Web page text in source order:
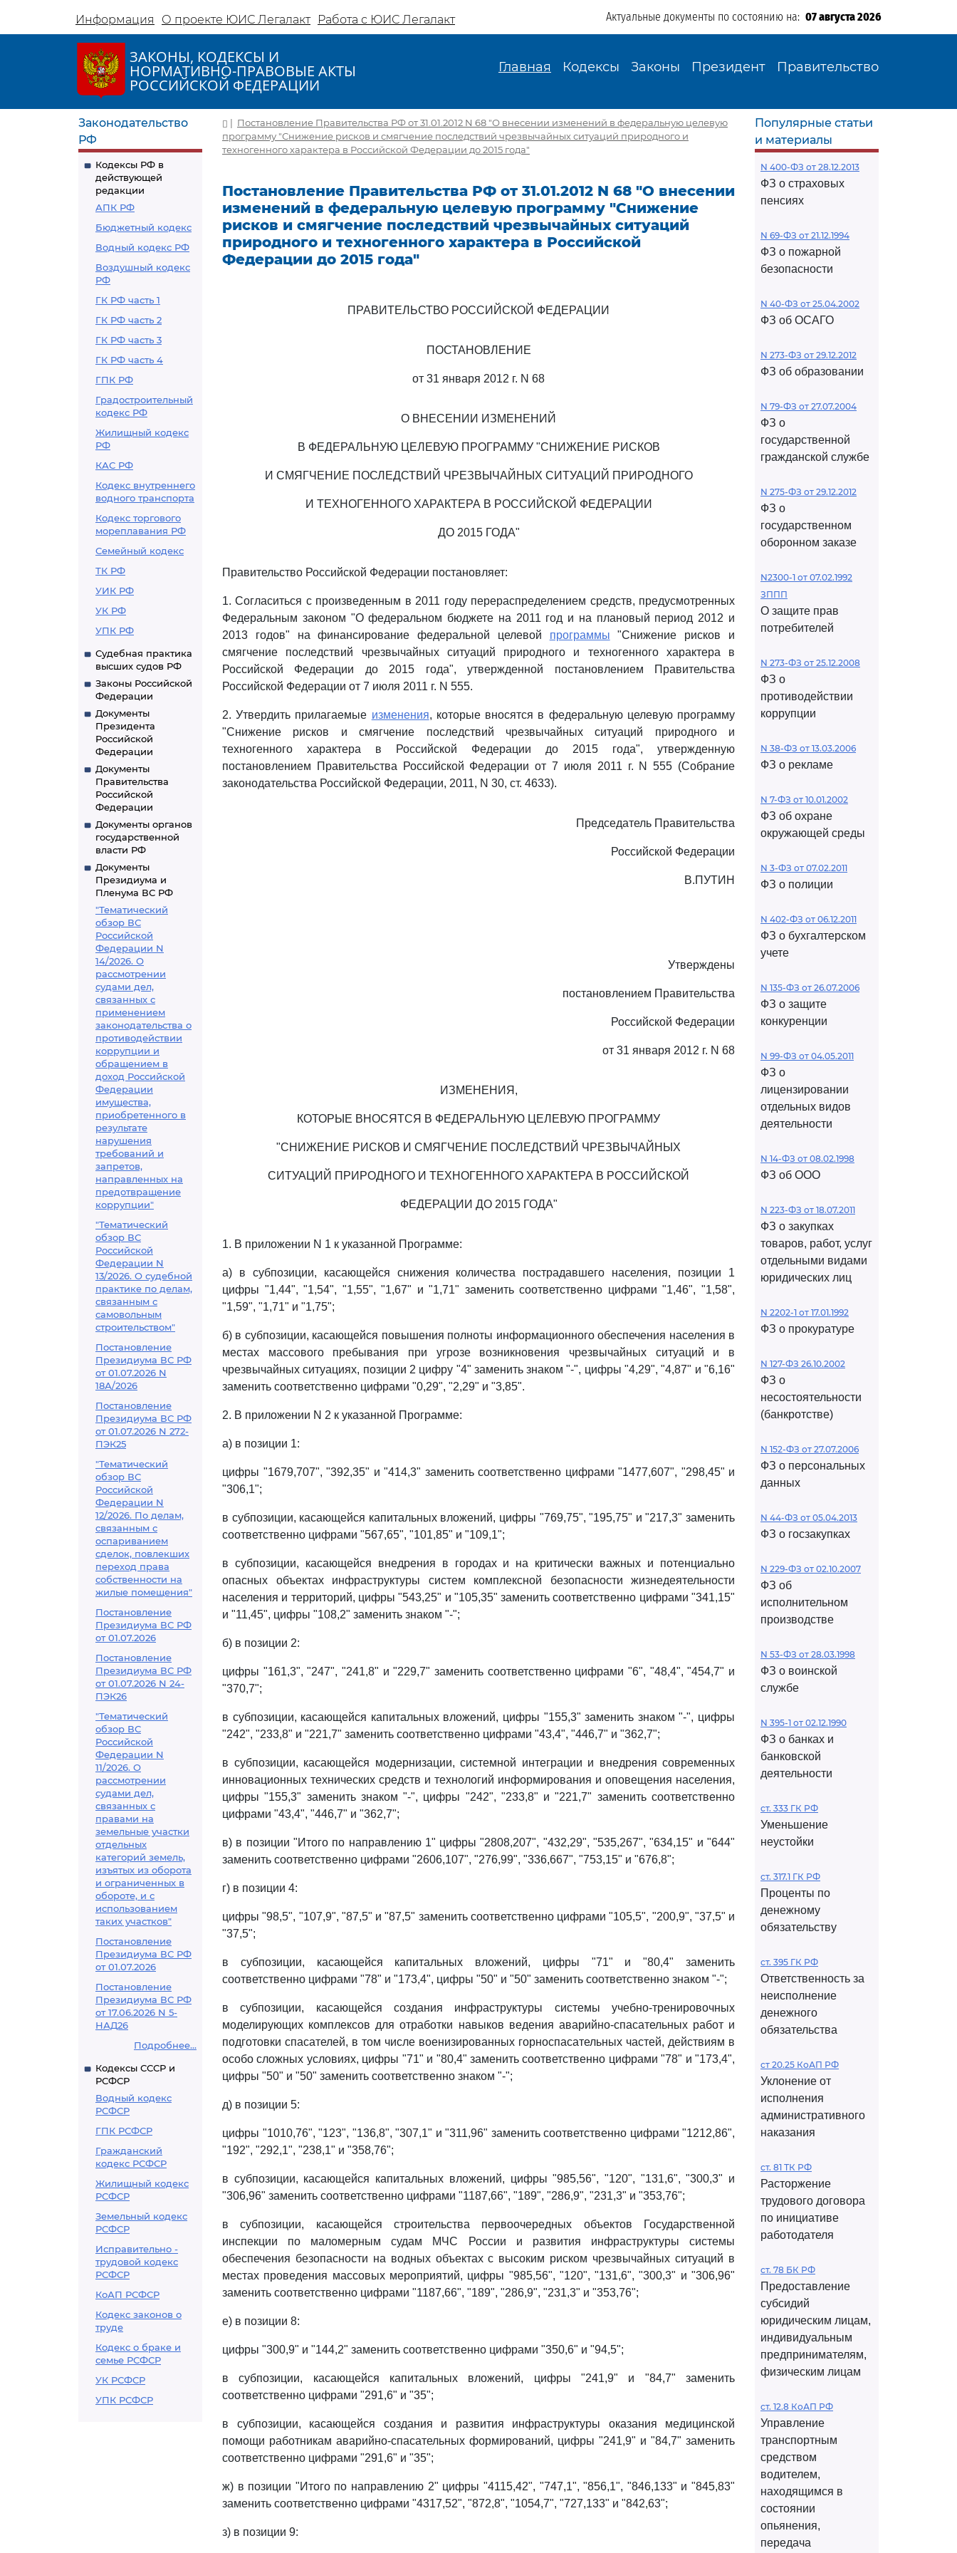
Информация О проекте ЮИС Легалакт Работа с ЮИС Легалакт Актуальные документы по состоянию на: 07 августа 2026
ЗАКОНЫ, КОДЕКСЫ И
НОРМАТИВНО-ПРАВОВЫЕ АКТЫ
РОССИЙСКОЙ ФЕДЕРАЦИИ
Главная Кодексы Законы Президент Правительство
Законодательство
РФ
Кодексы РФ в
действующей
редакции
АПК РФ
Бюджетный кодекс
Водный кодекс РФ
Воздушный кодекс
РФ
ГК РФ часть 1
ГК РФ часть 2
ГК РФ часть 3
ГК РФ часть 4
ГПК РФ
Градостроительный
кодекс РФ
Жилищный кодекс
РФ
КАС РФ
Кодекс внутреннего
водного транспорта
Кодекс торгового
мореплавания РФ
Семейный кодекс
ТК РФ
УИК РФ
УК РФ
УПК РФ
Судебная практика
высших судов РФ
Законы Российской
Федерации
Документы
Президента
Российской
Федерации
Документы
Правительства
Российской
Федерации
Документы органов
государственной
власти РФ
Документы
Президиума и
Пленума ВС РФ
"Тематический
обзор ВС
Российской
Федерации N
14/2026. О
рассмотрении
судами дел,
связанных с
применением
законодательства о
противодействии
коррупции и
обращением в
доход Российской
Федерации
имущества,
приобретенного в
результате
нарушения
требований и
запретов,
направленных на
предотвращение
коррупции"
"Тематический
обзор ВС
Российской
Федерации N
13/2026. О судебной
практике по делам,
связанным с
самовольным
строительством"
Постановление
Президиума ВС РФ
от 01.07.2026 N
18А/2026
Постановление
Президиума ВС РФ
от 01.07.2026 N 272-
ПЭК25
"Тематический
обзор ВС
Российской
Федерации N
12/2026. По делам,
связанным с
оспариванием
сделок, повлекших
переход права
собственности на
жилые помещения"
Постановление
Президиума ВС РФ
от 01.07.2026
Постановление
Президиума ВС РФ
от 01.07.2026 N 24-
ПЭК26
"Тематический
обзор ВС
Российской
Федерации N
11/2026. О
рассмотрении
судами дел,
связанных с
правами на
земельные участки
отдельных
категорий земель,
изъятых из оборота
и ограниченных в
обороте, и с
использованием
таких участков"
Постановление
Президиума ВС РФ
от 01.07.2026
Постановление
Президиума ВС РФ
от 17.06.2026 N 5-
НАД26
Подробнее...
Кодексы СССР и
РСФСР
Водный кодекс
РСФСР
ГПК РСФСР
Гражданский
кодекс РСФСР
Жилищный кодекс
РСФСР
Земельный кодекс
РСФСР
Исправительно -
трудовой кодекс
РСФСР
КоАП РСФСР
Кодекс законов о
труде
Кодекс о браке и
семье РСФСР
УК РСФСР
УПК РСФСР
| Постановление Правительства РФ от 31.01.2012 N 68 "О внесении изменений в федеральную целевую
программу "Снижение рисков и смягчение последствий чрезвычайных ситуаций природного и
техногенного характера в Российской Федерации до 2015 года"
Постановление Правительства РФ от 31.01.2012 N 68 "О внесении
изменений в федеральную целевую программу "Снижение
рисков и смягчение последствий чрезвычайных ситуаций
природного и техногенного характера в Российской
Федерации до 2015 года"
ПРАВИТЕЛЬСТВО РОССИЙСКОЙ ФЕДЕРАЦИИ
ПОСТАНОВЛЕНИЕ
от 31 января 2012 г. N 68
О ВНЕСЕНИИ ИЗМЕНЕНИЙ
В ФЕДЕРАЛЬНУЮ ЦЕЛЕВУЮ ПРОГРАММУ "СНИЖЕНИЕ РИСКОВ
И СМЯГЧЕНИЕ ПОСЛЕДСТВИЙ ЧРЕЗВЫЧАЙНЫХ СИТУАЦИЙ ПРИРОДНОГО
И ТЕХНОГЕННОГО ХАРАКТЕРА В РОССИЙСКОЙ ФЕДЕРАЦИИ
ДО 2015 ГОДА"
Правительство Российской Федерации постановляет:
1. Согласиться с произведенным в 2011 году перераспределением средств, предусмотренных
Федеральным законом "О федеральном бюджете на 2011 год и на плановый период 2012 и
2013 годов" на финансирование федеральной целевой программы "Снижение рисков и
смягчение последствий чрезвычайных ситуаций природного и техногенного характера в
Российской Федерации до 2015 года", утвержденной постановлением Правительства
Российской Федерации от 7 июля 2011 г. N 555.
2. Утвердить прилагаемые изменения, которые вносятся в федеральную целевую программу
"Снижение рисков и смягчение последствий чрезвычайных ситуаций природного и
техногенного характера в Российской Федерации до 2015 года", утвержденную
постановлением Правительства Российской Федерации от 7 июля 2011 г. N 555 (Собрание
законодательства Российской Федерации, 2011, N 30, ст. 4633).
Председатель Правительства
Российской Федерации
В.ПУТИН
Утверждены
постановлением Правительства
Российской Федерации
от 31 января 2012 г. N 68
ИЗМЕНЕНИЯ,
КОТОРЫЕ ВНОСЯТСЯ В ФЕДЕРАЛЬНУЮ ЦЕЛЕВУЮ ПРОГРАММУ
"СНИЖЕНИЕ РИСКОВ И СМЯГЧЕНИЕ ПОСЛЕДСТВИЙ ЧРЕЗВЫЧАЙНЫХ
СИТУАЦИЙ ПРИРОДНОГО И ТЕХНОГЕННОГО ХАРАКТЕРА В РОССИЙСКОЙ
ФЕДЕРАЦИИ ДО 2015 ГОДА"
1. В приложении N 1 к указанной Программе:
а) в субпозиции, касающейся снижения количества пострадавшего населения, позиции 1
цифры "1,44", "1,54", "1,55", "1,67" и "1,71" заменить соответственно цифрами "1,46", "1,58",
"1,59", "1,71" и "1,75";
б) в субпозиции, касающейся повышения полноты информационного обеспечения населения в
местах массового пребывания при угрозе возникновения чрезвычайных ситуаций и в
чрезвычайных ситуациях, позиции 2 цифру "4" заменить знаком "-", цифры "4,29", "4,87" и "6,16"
заменить соответственно цифрами "0,29", "2,29" и "3,85".
2. В приложении N 2 к указанной Программе:
а) в позиции 1:
цифры "1679,707", "392,35" и "414,3" заменить соответственно цифрами "1477,607", "298,45" и
"306,1";
в субпозиции, касающейся капитальных вложений, цифры "769,75", "195,75" и "217,3" заменить
соответственно цифрами "567,65", "101,85" и "109,1";
в субпозиции, касающейся внедрения в городах и на критически важных и потенциально
опасных объектах инфраструктуры систем комплексной безопасности жизнедеятельности
населения и территорий, цифры "543,25" и "105,35" заменить соответственно цифрами "341,15"
и "11,45", цифры "108,2" заменить знаком "-";
б) в позиции 2:
цифры "161,3", "247", "241,8" и "229,7" заменить соответственно цифрами "6", "48,4", "454,7" и
"370,7";
в субпозиции, касающейся капитальных вложений, цифры "155,3" заменить знаком "-", цифры
"242", "233,8" и "221,7" заменить соответственно цифрами "43,4", "446,7" и "362,7";
в субпозиции, касающейся модернизации, системной интеграции и внедрения современных
инновационных технических средств и технологий информирования и оповещения населения,
цифры "155,3" заменить знаком "-", цифры "242", "233,8" и "221,7" заменить соответственно
цифрами "43,4", "446,7" и "362,7";
в) в позиции "Итого по направлению 1" цифры "2808,207", "432,29", "535,267", "634,15" и "644"
заменить соответственно цифрами "2606,107", "276,99", "336,667", "753,15" и "676,8";
г) в позиции 4:
цифры "98,5", "107,9", "87,5" и "87,5" заменить соответственно цифрами "105,5", "200,9", "37,5" и
"37,5";
в субпозиции, касающейся капитальных вложений, цифры "71" и "80,4" заменить
соответственно цифрами "78" и "173,4", цифры "50" и "50" заменить соответственно знаком "-";
в субпозиции, касающейся создания инфраструктуры системы учебно-тренировочных
моделирующих комплексов для отработки навыков ведения аварийно-спасательных работ и
подготовки спасателей, в том числе военизированных горноспасательных частей, действиям в
особо сложных условиях, цифры "71" и "80,4" заменить соответственно цифрами "78" и "173,4",
цифры "50" и "50" заменить соответственно знаком "-";
д) в позиции 5:
цифры "1010,76", "123", "136,8", "307,1" и "311,96" заменить соответственно цифрами "1212,86",
"192", "292,1", "238,1" и "358,76";
в субпозиции, касающейся капитальных вложений, цифры "985,56", "120", "131,6", "300,3" и
"306,96" заменить соответственно цифрами "1187,66", "189", "286,9", "231,3" и "353,76";
в субпозиции, касающейся строительства первоочередных объектов Государственной
инспекции по маломерным судам МЧС России и развития инфраструктуры системы
обеспечения безопасности на водных объектах с высоким риском чрезвычайных ситуаций в
местах проведения массовых мероприятий, цифры "985,56", "120", "131,6", "300,3" и "306,96"
заменить соответственно цифрами "1187,66", "189", "286,9", "231,3" и "353,76";
е) в позиции 8:
цифры "300,9" и "144,2" заменить соответственно цифрами "350,6" и "94,5";
в субпозиции, касающейся капитальных вложений, цифры "241,9" и "84,7" заменить
соответственно цифрами "291,6" и "35";
в субпозиции, касающейся создания и развития инфраструктуры оказания медицинской
помощи работникам аварийно-спасательных формирований, цифры "241,9" и "84,7" заменить
соответственно цифрами "291,6" и "35";
ж) в позиции "Итого по направлению 2" цифры "4115,42", "747,1", "856,1", "846,133" и "845,83"
заменить соответственно цифрами "4317,52", "872,8", "1054,7", "727,133" и "842,63";
з) в позиции 9:
Популярные статьи
и материалы
N 400-ФЗ от 28.12.2013
ФЗ о страховых
пенсиях
N 69-ФЗ от 21.12.1994
ФЗ о пожарной
безопасности
N 40-ФЗ от 25.04.2002
ФЗ об ОСАГО
N 273-ФЗ от 29.12.2012
ФЗ об образовании
N 79-ФЗ от 27.07.2004
ФЗ о
государственной
гражданской службе
N 275-ФЗ от 29.12.2012
ФЗ о
государственном
оборонном заказе
N2300-1 от 07.02.1992
ЗППП
О защите прав
потребителей
N 273-ФЗ от 25.12.2008
ФЗ о
противодействии
коррупции
N 38-ФЗ от 13.03.2006
ФЗ о рекламе
N 7-ФЗ от 10.01.2002
ФЗ об охране
окружающей среды
N 3-ФЗ от 07.02.2011
ФЗ о полиции
N 402-ФЗ от 06.12.2011
ФЗ о бухгалтерском
учете
N 135-ФЗ от 26.07.2006
ФЗ о защите
конкуренции
N 99-ФЗ от 04.05.2011
ФЗ о
лицензировании
отдельных видов
деятельности
N 14-ФЗ от 08.02.1998
ФЗ об ООО
N 223-ФЗ от 18.07.2011
ФЗ о закупках
товаров, работ, услуг
отдельными видами
юридических лиц
N 2202-1 от 17.01.1992
ФЗ о прокуратуре
N 127-ФЗ 26.10.2002
ФЗ о
несостоятельности
(банкротстве)
N 152-ФЗ от 27.07.2006
ФЗ о персональных
данных
N 44-ФЗ от 05.04.2013
ФЗ о госзакупках
N 229-ФЗ от 02.10.2007
ФЗ об
исполнительном
производстве
N 53-ФЗ от 28.03.1998
ФЗ о воинской
службе
N 395-1 от 02.12.1990
ФЗ о банках и
банковской
деятельности
ст. 333 ГК РФ
Уменьшение
неустойки
ст. 317.1 ГК РФ
Проценты по
денежному
обязательству
ст. 395 ГК РФ
Ответственность за
неисполнение
денежного
обязательства
ст 20.25 КоАП РФ
Уклонение от
исполнения
административного
наказания
ст. 81 ТК РФ
Расторжение
трудового договора
по инициативе
работодателя
ст. 78 БК РФ
Предоставление
субсидий
юридическим лицам,
индивидуальным
предпринимателям,
физическим лицам
ст. 12.8 КоАП РФ
Управление
транспортным
средством
водителем,
находящимся в
состоянии
опьянения,
передача